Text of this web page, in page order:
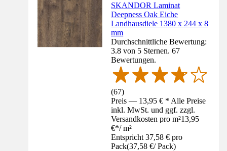
SKANDOR Laminat
Deepness Oak Eiche
Landhausdiele 1380 x 244 x 8
mm
Durchschnittliche Bewertung:
3.8 von 5 Sternen. 67
Bewertungen.
(67)
Preis — 13,95 € * Alle Preise
inkl. MwSt. und ggf. zzgl.
Versandkosten pro m²13,95
€*/ m²
Entspricht 37,58 € pro
Pack(37,58 €/ Pack)